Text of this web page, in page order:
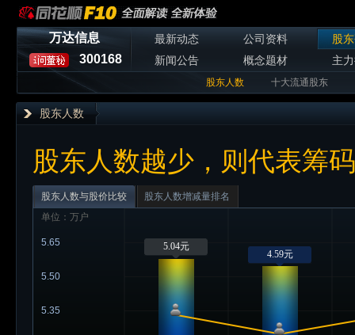
万达信息
300168
最新动态 公司资料
股
新闻公告
概念题材 主
股东人数 十大流通股东
股东人数
股东人数越少，则代表筹
股东人数与股价比较
股东人数增减量排名
单位：万户
5.35
5.50
5.65 5.04元
4.59元